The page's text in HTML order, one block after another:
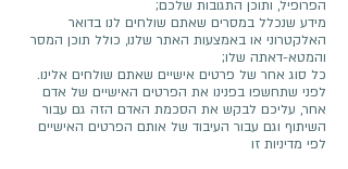
הפרופיל, ותוכן התגובות שלכם;
מידע שנכלל במסרים שאתם שולחים לנו בדואר
האלקטרוני או באמצעות האתר שלנו, כולל תוכן המסר
והמטא-דאתה שלו;
כל סוג אחר של פרטים אישיים שאתם שולחים אלינו.
לפני שתחשפו בפנינו את הפרטים האישיים של אדם
אחר, עליכם לבקש את הסכמת האדם הזה גם עבור
השיתוף וגם עבור העיבוד של אותם הפרטים האישיים
לפי מדיניות זו